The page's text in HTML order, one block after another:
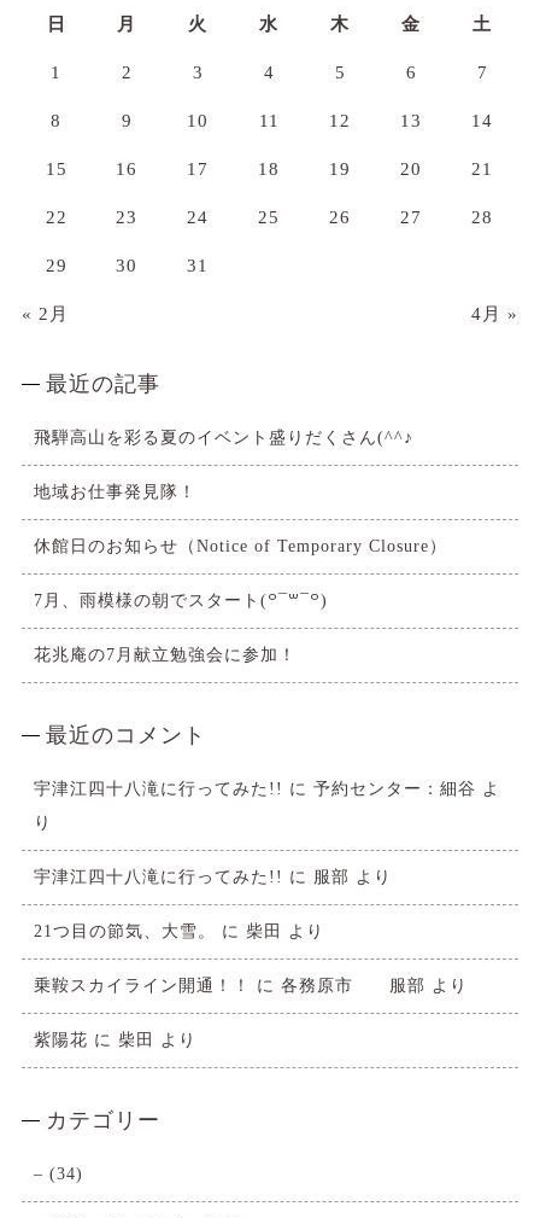
日 月 火 水 木 金 土
1 2 3 4 5 6 7
8 9 10 11 12 13 14
15 16 17 18 19 20 21
22 23 24 25 26 27 28
29 30 31
« 2月 4月 »
最近の記事
飛騨高山を彩る夏のイベント盛りだくさん(^^♪
地域お仕事発見隊！
休館日のお知らせ（Notice of Temporary Closure）
7月、雨模様の朝でスタート(꒪¯꒳​¯꒪)
花兆庵の7月献立勉強会に参加！
最近のコメント
宇津江四十八滝に行ってみた!! に 予約センター：細谷 よ
り
宇津江四十八滝に行ってみた!! に 服部 より
21つ目の節気、大雪。 に 柴田 より
乗鞍スカイライン開通！！ に 各務原市 服部 より
紫陽花 に 柴田 より
カテゴリー
– (34)